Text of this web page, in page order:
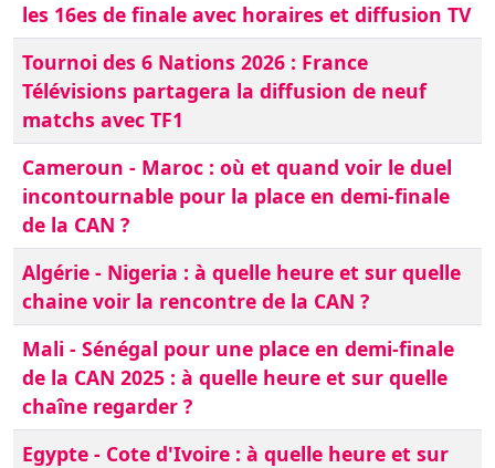
les 16es de finale avec horaires et diffusion TV
Tournoi des 6 Nations 2026 : France
Télévisions partagera la diffusion de neuf
matchs avec TF1
Cameroun - Maroc : où et quand voir le duel
incontournable pour la place en demi-finale
de la CAN ?
Algérie - Nigeria : à quelle heure et sur quelle
chaine voir la rencontre de la CAN ?
Mali - Sénégal pour une place en demi-finale
de la CAN 2025 : à quelle heure et sur quelle
chaîne regarder ?
Egypte - Cote d'Ivoire : à quelle heure et sur